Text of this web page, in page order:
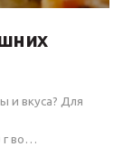
и вкуса? Для
г во…